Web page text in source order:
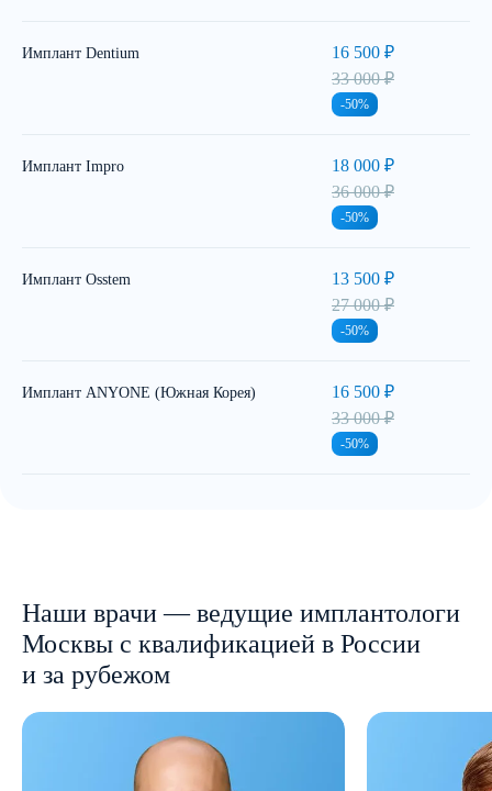
Имплант Dentium
16 500 ₽
33 000 ₽
-50%
Имплант Impro
18 000 ₽
36 000 ₽
-50%
Имплант Osstem
13 500 ₽
27 000 ₽
-50%
Имплант ANYONE (Южная Корея)
16 500 ₽
33 000 ₽
-50%
Наши врачи — ведущие имплантологи
Москвы с квалификацией в России
и за рубежом